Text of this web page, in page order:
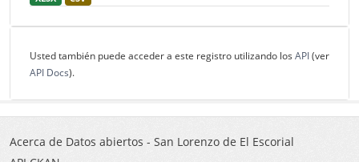
Usted también puede acceder a este registro utilizando los API(ver
API Docs).
Acerca de Datos abiertos - San Lorenzo de El Escorial